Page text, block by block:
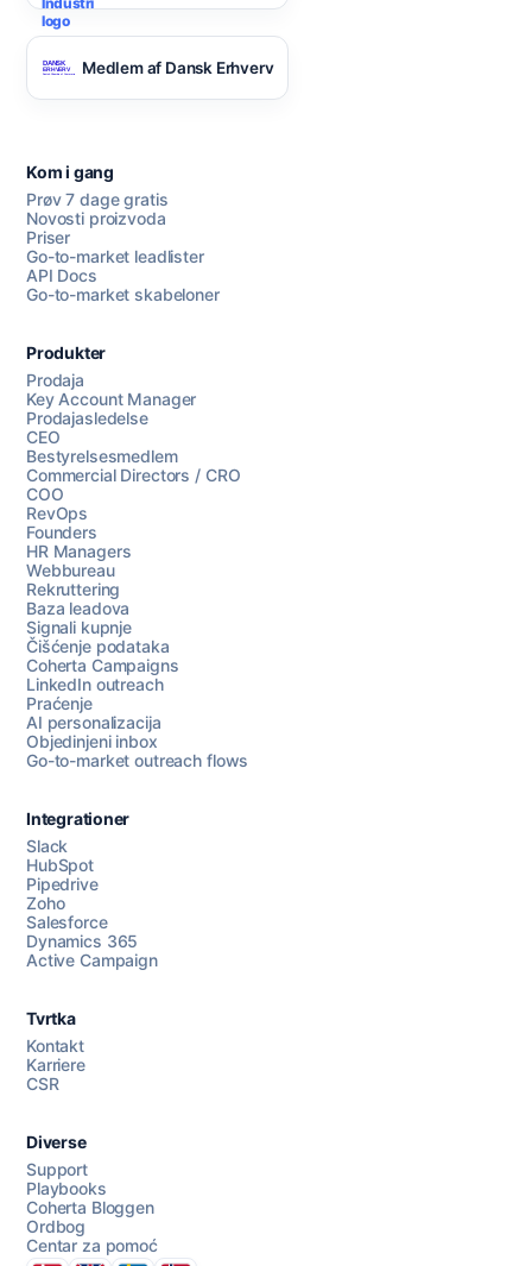
Razgovarajte s nama
Medlem af Dansk Erhverv
Kom i gang
Prøv 7 dage gratis
Novosti proizvoda
Priser
Go-to-market leadlister
API Docs
Go-to-market skabeloner
Produkter
Prodaja
Key Account Manager
Prodajasledelse
CEO
Bestyrelsesmedlem
Commercial Directors / CRO
COO
RevOps
Founders
HR Managers
Webbureau
Rekruttering
Baza leadova
Signali kupnje
Čišćenje podataka
Coherta Campaigns
LinkedIn outreach
Praćenje
AI personalizacija
Objedinjeni inbox
Go-to-market outreach flows
Integrationer
Slack
HubSpot
Pipedrive
Zoho
Salesforce
Dynamics 365
Active Campaign
Tvrtka
Kontakt
Karriere
CSR
Diverse
Support
Playbooks
Coherta Bloggen
Ordbog
Centar za pomoć